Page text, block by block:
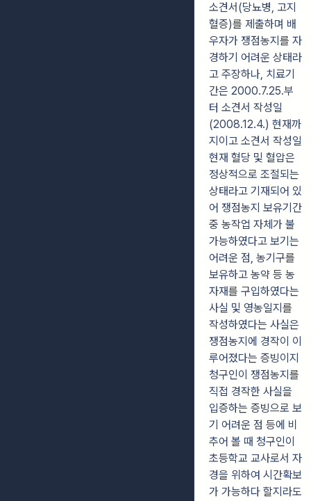
소견서(당뇨병, 고지
혈증)를 제출하며 배
우자가 쟁점농지를 자
경하기 어려운 상태라
고 주장하나, 치료기
간은 2000.7.25.부
터 소견서 작성일
(2008.12.4.) 현재까
지이고 소견서 작성일
현재 혈당 및 혈압은
정상적으로 조절되는
상태라고 기재되어 있
어 쟁점농지 보유기간
중 농작업 자체가 불
가능하였다고 보기는
어려운 점, 농기구를
보유하고 농약 등 농
자재를 구입하였다는
사실 및 영농일지를
작성하였다는 사실은
쟁점농지에 경작이 이
루어졌다는 증빙이지
청구인이 쟁점농지를
직접 경작한 사실을
입증하는 증빙으로 보
기 어려운 점 등에 비
추어 볼 때 청구인이
초등학교 교사로서 자
경을 위하여 시간확보
가 가능하다 할지라도